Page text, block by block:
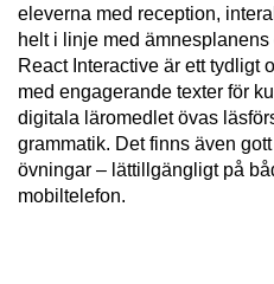
eleverna med reception,
helt i linje med
React Interactive är ett tydligt
med engagerande texter för
digitala läromedlet övas
grammatik. Det finns även
övningar – lättillgängligt på
mobiltelefon.